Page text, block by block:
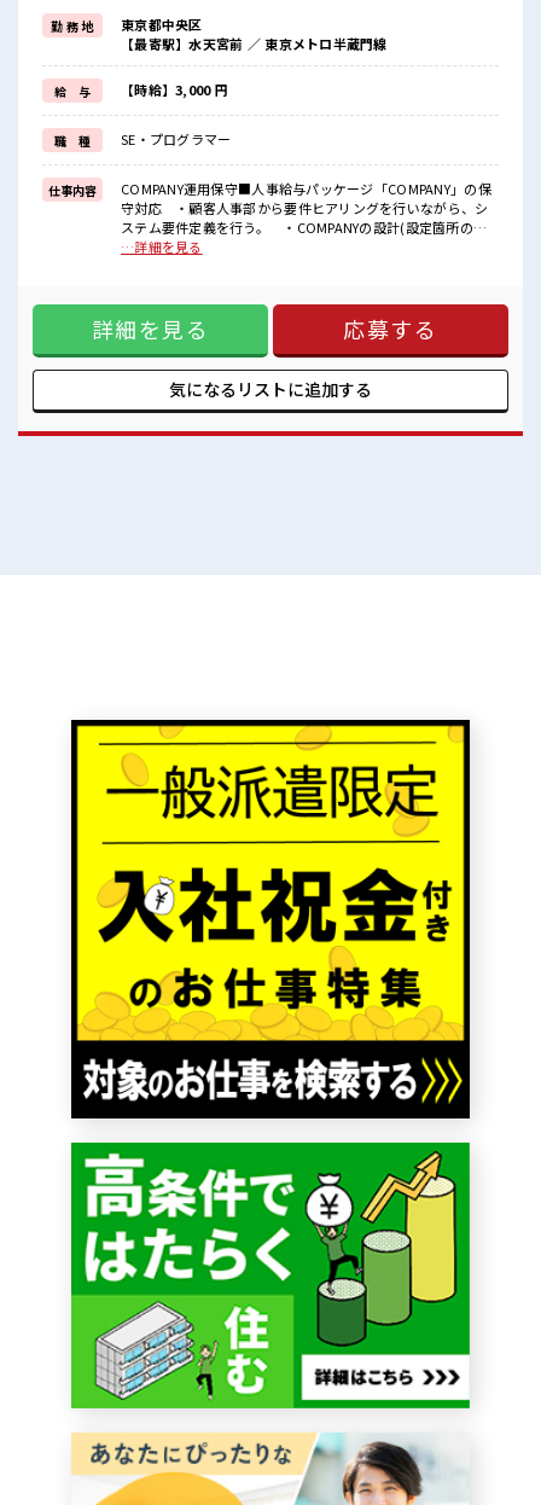
≪ちょっとの残業で収入アップ≫
残業は月20時間未満で、
ほどよく稼げます♪
≪週休2日制≫
週末は家族や友人と一緒にプライベート満喫！
≪髪型自由≫
基本的に髪色自由で明るすぎたり奇抜でなければOKです！
(規定有)≪自分に向いている仕事が探せる≫
困った事などがあれば、
担当がしっかりサポートします！
■職場の雰囲気
明るすぎたり奇抜過ぎなければヘアカラーOK！
私物の置きすぎには注意が必要ですね★
程よく残業あり！
勤 務 地
東京都中央区
【最寄駅】水天宮前 ／ 東京メトロ半蔵門線
給 与 【時給】3,000 円
職 種 SE・プログラマー
仕事内容
COMPANY運用保守■人事給与パッケージ「COMPANY」の保
守対応 ・顧客人事部から要件ヒアリングを行いながら、シ
ステム要件定義を行う。 ・COMPANYの設計(設定箇所の洗
い出しや、設定内容の決定)を行う。 ・COMPANYでの設定
ませんか？ ブランクがあっても大丈夫♪ 経験はちょっとだ
け…という方もOK！ ≪ちょっとの残業で収入アップ≫ 残業
は月20時間未満で、 ほどよく稼げます♪ ≪週休2日制≫ 週末
は家族や友人と一緒にプライベート満喫！ ≪髪型自由≫ 基本
的に髪色自由で明るすぎたり奇抜でなければOKです！ (規定
有)≪自分に向いている仕事が探せる≫ 困った事などがあれ
ぎたり奇抜過ぎなければヘアカラーOK！ 休憩室完備でランチ
…詳細を見る
詳細を見る 応募する
気になるリストに追加する